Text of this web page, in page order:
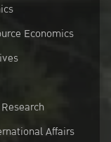
Economics
Affairs